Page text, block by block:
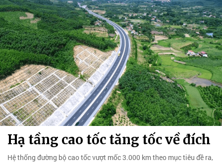
Hạ tầng cao tốc tăng tốc về đích
Hệ thống đường bộ cao tốc vượt mốc 3.000 km theo mục tiêu đề ra,